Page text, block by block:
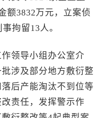
额3832万元，立案侦
拘留13人。
领导小组办公室介
涉及部分地方敷衍整
后产能淘汰不到位等
责任，发挥警示作